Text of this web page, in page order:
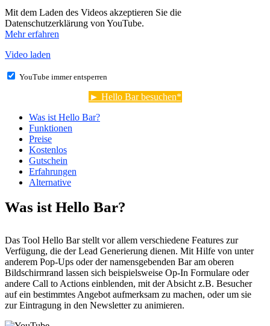
Mit dem Laden des Videos akzeptieren Sie die
Datenschutzerklärung von YouTube.
Mehr erfahren
Video laden
YouTube immer entsperren
► Hello Bar besuchen
Was ist Hello Bar?
Funktionen
Preise
Kostenlos
Gutschein
Erfahrungen
Alternative
Was ist Hello Bar?
Das Tool Hello Bar stellt vor allem verschiedene Features zur
Verfügung, die der Lead Generierung dienen. Mit Hilfe von unter
anderem Pop-Ups oder der namensgebenden Bar am oberen
Bildschirmrand lassen sich beispielsweise Op-In Formulare oder
andere Call to Actions einblenden, mit der Absicht z.B. Besucher
auf ein bestimmtes Angebot aufmerksam zu machen, oder um sie
zur Eintragung in den Newsletter zu animieren.